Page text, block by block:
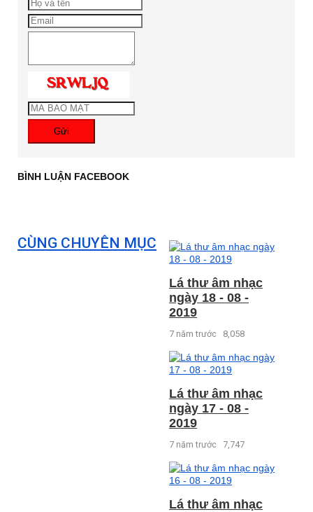
Gửi
BÌNH LUẬN FACEBOOK
CÙNG CHUYÊN MỤC
Lá thư âm nhạc
ngày 18 - 08 -
2019
7 năm trước 8,058
Lá thư âm nhạc
ngày 17 - 08 -
2019
7 năm trước 7,747
Lá thư âm nhạc